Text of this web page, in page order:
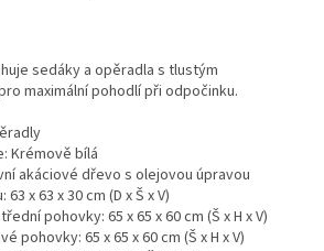
sedáky a opěradla s tlustým
maximální pohodlí při odpočinku.
Krémově bílá
akáciové dřevo s olejovou úpravou
x 63 x 30 cm (D x Š x V)
pohovky: 65 x 65 x 60 cm (Š x H x V)
pohovky: 65 x 65 x 60 cm (Š x H x V)